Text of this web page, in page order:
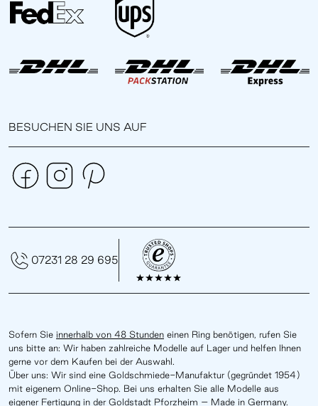
BESUCHEN SIE UNS AUF
Sofern Sie innerhalb von 48 Stunden einen Ring benötigen, rufen Sie
uns bitte an: Wir haben zahlreiche Modelle auf Lager und helfen Ihnen
gerne vor dem Kaufen bei der Auswahl.
Über uns: Wir sind eine Goldschmiede-Manufaktur (gegründet 1954)
mit eigenem Online-Shop. Bei uns erhalten Sie alle Modelle aus
eigener Fertigung in der Goldstadt Pforzheim – Made in Germany.
07231 28 29 695